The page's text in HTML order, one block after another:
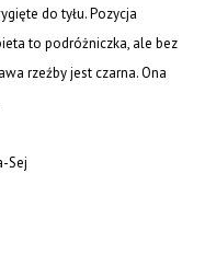
do tyłu. Pozycja
to podróżniczka, ale bez
rzeźby jest czarna. Ona
Sej